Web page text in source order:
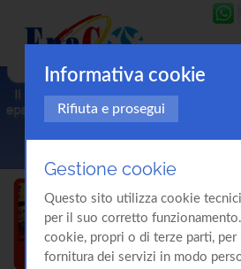
Informativa cookie
Rifiuta e prosegui
Gestione cookie
Questo sito utilizza cookie
per il suo corretto
cookie, propri o di terze parti, per
fornitura dei servizi in modo